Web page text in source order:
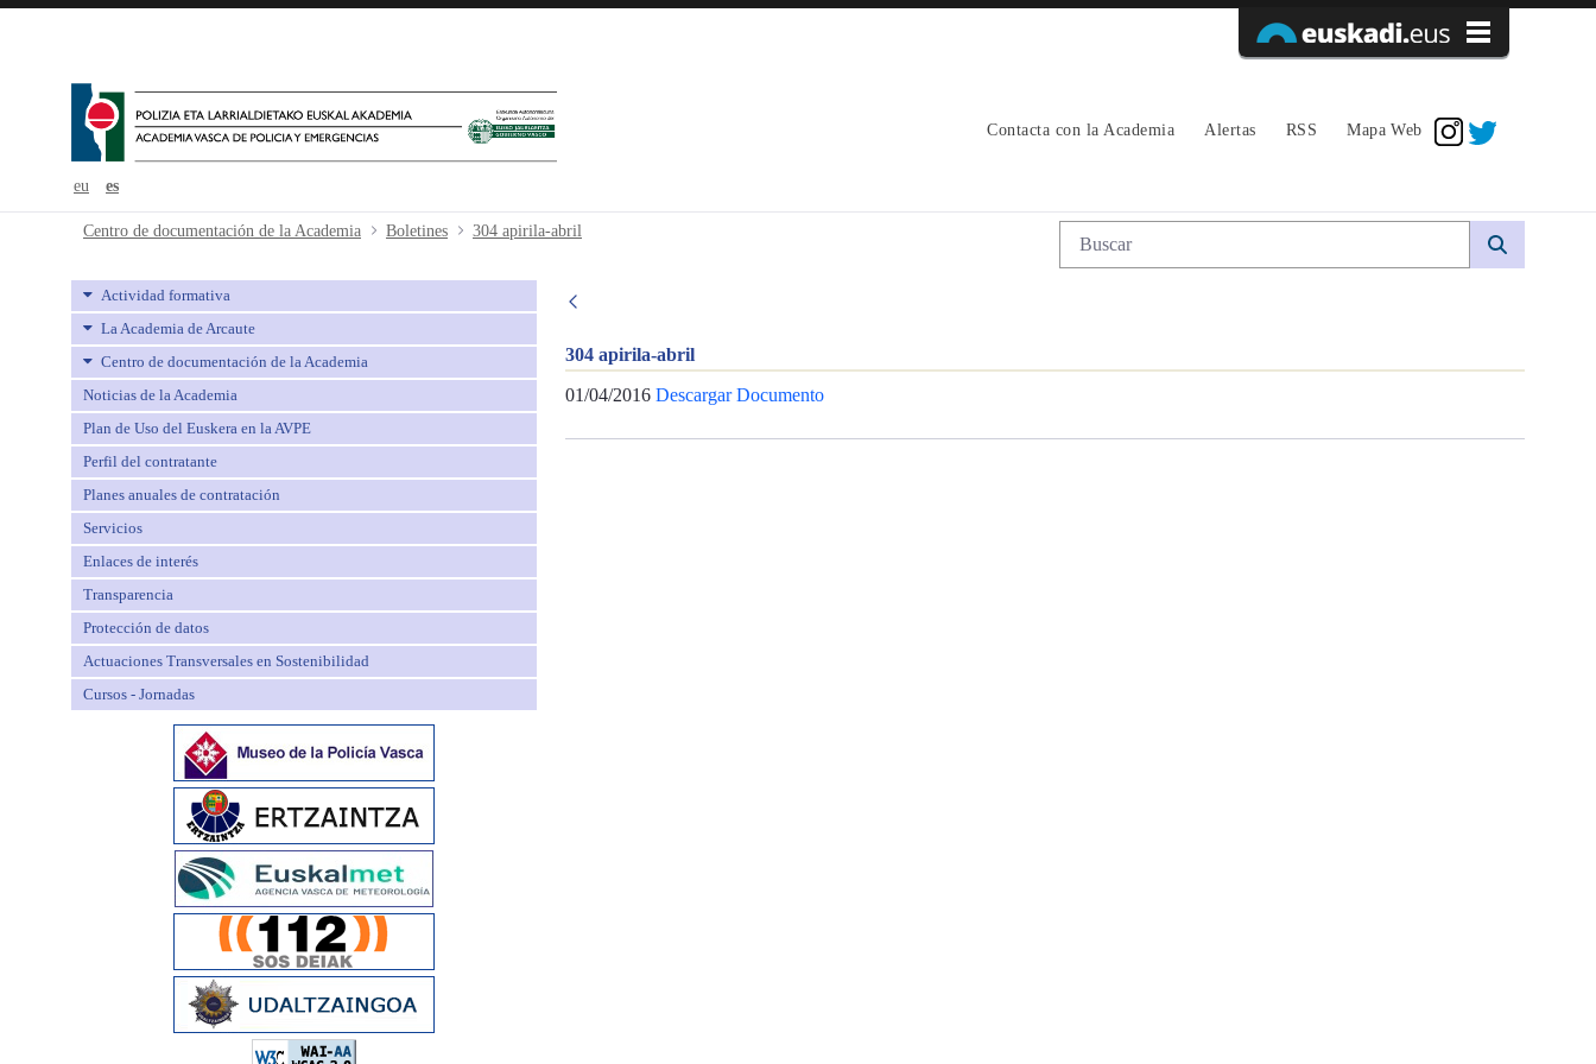
eu es
Contacta con la Academia Alertas RSS Mapa Web
304 apirila-abril - avpe
Centro de documentación de la Academia Boletines 304 apirila-abril Búsqueda web
Actividad formativa
La Academia de Arcaute
Centro de documentación de la Academia
Noticias de la Academia
Plan de Uso del Euskera en la AVPE
Perfil del contratante
Planes anuales de contratación
Servicios
Enlaces de interés
Transparencia
Protección de datos
Actuaciones Transversales en Sostenibilidad
Cursos - Jornadas
304 apirila-abril
01/04/2016 Descargar Documento